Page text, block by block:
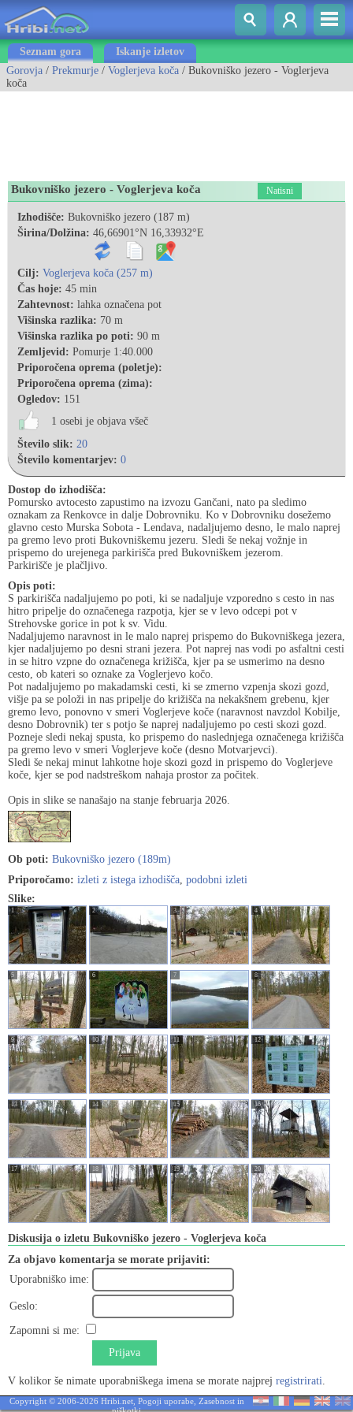
Seznam gora
Iskanje izletov
Gorovja / Prekmurje / Voglerjeva koča / Bukovniško jezero - Voglerjeva
koča
Bukovniško jezero - Voglerjeva koča Natisni
Izhodišče: Bukovniško jezero (187 m)
Širina/Dolžina: 46,66901°N 16,33932°E
Cilj: Voglerjeva koča (257 m)
Čas hoje: 45 min
Zahtevnost: lahka označena pot
Višinska razlika: 70 m
Višinska razlika po poti: 90 m
Zemljevid: Pomurje 1:40.000
Priporočena oprema (poletje):
Priporočena oprema (zima):
Ogledov: 151
1 osebi je objava všeč
Število slik: 20
Število komentarjev: 0
Dostop do izhodišča:
Pomursko avtocesto zapustimo na izvozu Gančani, nato pa sledimo
oznakam za Renkovce in dalje Dobrovniku. Ko v Dobrovniku dosežemo
glavno cesto Murska Sobota - Lendava, nadaljujemo desno, le malo naprej
pa gremo levo proti Bukovniškemu jezeru. Sledi še nekaj vožnje in
prispemo do urejenega parkirišča pred Bukovniškem jezerom.
Parkirišče je plačljivo.
Opis poti:
S parkirišča nadaljujemo po poti, ki se nadaljuje vzporedno s cesto in nas
hitro pripelje do označenega razpotja, kjer se v levo odcepi pot v
Strehovske gorice in pot k sv. Vidu.
Nadaljujemo naravnost in le malo naprej prispemo do Bukovniškega jezera,
kjer nadaljujemo po desni strani jezera. Pot naprej nas vodi po asfaltni cesti
in se hitro vzpne do označenega križišča, kjer pa se usmerimo na desno
cesto, ob kateri so oznake za Voglerjevo kočo.
Pot nadaljujemo po makadamski cesti, ki se zmerno vzpenja skozi gozd,
višje pa se položi in nas pripelje do križišča na nekakšnem grebenu, kjer
gremo levo, ponovno v smeri Voglerjeve koče (naravnost navzdol Kobilje,
desno Dobrovnik) ter s potjo še naprej nadaljujemo po cesti skozi gozd.
Pozneje sledi nekaj spusta, ko prispemo do naslednjega označenega križišča
pa gremo levo v smeri Voglerjeve koče (desno Motvarjevci).
Sledi še nekaj minut lahkotne hoje skozi gozd in prispemo do Voglerjeve
koče, kjer se pod nadstreškom nahaja prostor za počitek.
Opis in slike se nanašajo na stanje februarja 2026.
Ob poti: Bukovniško jezero (189m)
Priporočamo: izleti z istega izhodišča, podobni izleti
Slike:
1 2 3 4
5 6 7 8
9 10 11 12
13 14 15 16
17 18 19 20
Diskusija o izletu Bukovniško jezero - Voglerjeva koča
Za objavo komentarja se morate prijaviti:
Uporabniško ime:
Geslo:
Zapomni si me:
Prijava
V kolikor še nimate uporabniškega imena se morate najprej registrirati.
Copyright © 2006-2026 Hribi.net, Pogoji uporabe, Zasebnost in